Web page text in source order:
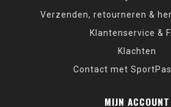
Verzenden, retourneren &
Klantenservice &
Klachten
Contact met
MIJN ACCOUNT